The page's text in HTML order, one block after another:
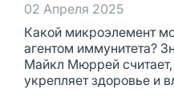
02 Апреля 2025
Какой микроэлемент
агентом иммунитета?
Майкл Мюррей
укрепляет здоровье и